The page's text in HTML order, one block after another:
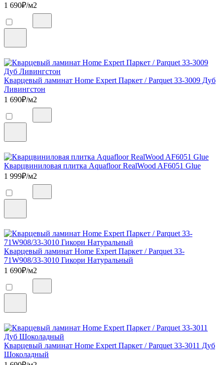
1 690₽/м2
Кварцевый ламинат Home Expert Паркет / Parquet 33-3009 Дуб
Ливингстон
1 690₽/м2
Кварцвиниловая плитка Aquafloor RealWood AF6051 Glue
1 999₽/м2
Кварцевый ламинат Home Expert Паркет / Parquet 33-
71W908/33-3010 Гикори Натуральный
1 690₽/м2
Кварцевый ламинат Home Expert Паркет / Parquet 33-3011 Дуб
Шоколадный